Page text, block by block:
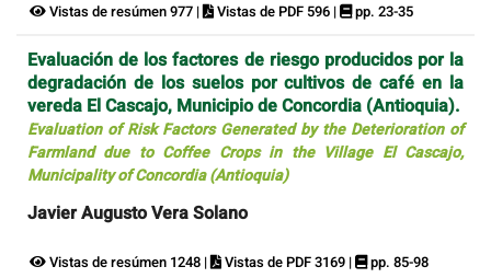
Vistas de resúmen 977 | Vistas de PDF 596 | pp. 23-35
Evaluación de los factores de riesgo producidos por la
degradación de los suelos por cultivos de café en la
vereda El Cascajo, Municipio de Concordia (Antioquia).
Evaluation of Risk Factors Generated by the Deterioration of
Farmland due to Coffee Crops in the Village El Cascajo,
Municipality of Concordia (Antioquia)
Javier Augusto Vera Solano
Vistas de resúmen 1248 | Vistas de PDF 3169 | pp. 85-98